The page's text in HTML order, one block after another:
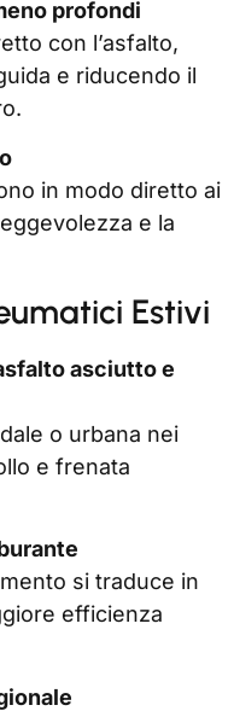
profondi
con l’asfalto,
e riducendo il
in modo diretto ai
e la
Estivi
asciutto e
o urbana nei
e frenata
si traduce in
efficienza